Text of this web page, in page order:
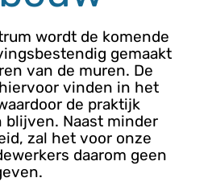
wordt de komende
gemaakt
van de muren. De
vinden in het
de praktijk
blijven. Naast minder
zal het voor onze
daarom geen